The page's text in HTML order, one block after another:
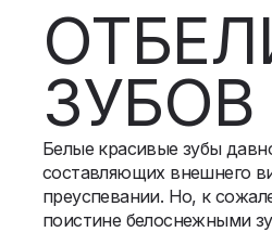
ЗУБОВ
Белые красивые зубы
составляющих внешнего
преуспевании. Но, к
поистине белоснежными